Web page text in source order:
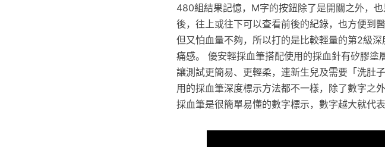
480組結果記憶，M字的按鈕除了是開關之外，
後，往上或往下可以查看前後的紀錄，也方便到
但又怕血量不夠，所以打的是比較輕量的第2級
痛感。 優安輕採血筆搭配使用的採血針有矽膠
讓測試更簡易、更輕柔，連新生兒及需要「洗肚
用的採血筆深度標示方法都不一樣，除了數字之
採血筆是很簡單易懂的數字標示，數字越大就代